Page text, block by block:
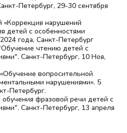
Петербург, 29-30 сентября
нарушений
детей с особенностями
года, Санкт-Петербург
чтению детей с
Санкт-Петербург, 10 Ноя,
вопросительной
нарушениями». 5
Петербург.
фразовой речи детей с
Санкт-Петербург, 13 апреля